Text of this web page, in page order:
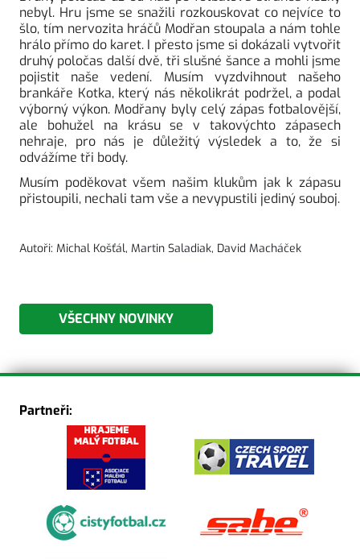
nebyl. Hru jsme se snažili rozkouskovat co nejvíce to
šlo, tím nervozita hráčů Modřan stoupala a nám tohle
hrálo přímo do karet. I přesto jsme si dokázali vytvořit
druhý poločas další dvě, tři slušné šance a mohli jsme
pojistit naše vedení. Musím vyzdvihnout našeho
brankáře Kotka, který nás několikrát podržel, a podal
výborný výkon. Modřany byly celý zápas fotbalovější,
ale bohužel na krásu se v takovýchto zápasech
nehraje, pro nás je důležitý výsledek a to, že si
odvážíme tři body.
Musím poděkovat všem našim klukům jak k zápasu
přistoupili, nechali tam vše a nevypustili jediný souboj.
Autoři: Michal Košťál, Martin Saladiak, David Macháček
VŠECHNY NOVINKY
Partneři: